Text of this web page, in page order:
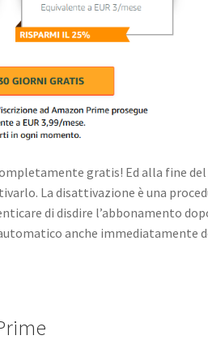
gratis! Ed alla fine
La disattivazione è una
di disdire l’abbonamento
anche immediatamente